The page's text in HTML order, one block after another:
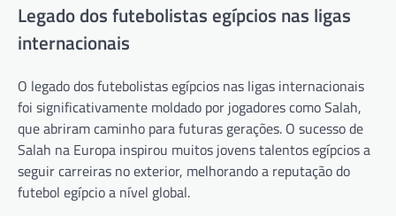
Legado dos futebolistas egípcios nas ligas
internacionais
O legado dos futebolistas egípcios nas ligas internacionais
foi significativamente moldado por jogadores como Salah,
que abriram caminho para futuras gerações. O sucesso de
Salah na Europa inspirou muitos jovens talentos egípcios a
seguir carreiras no exterior, melhorando a reputação do
futebol egípcio a nível global.